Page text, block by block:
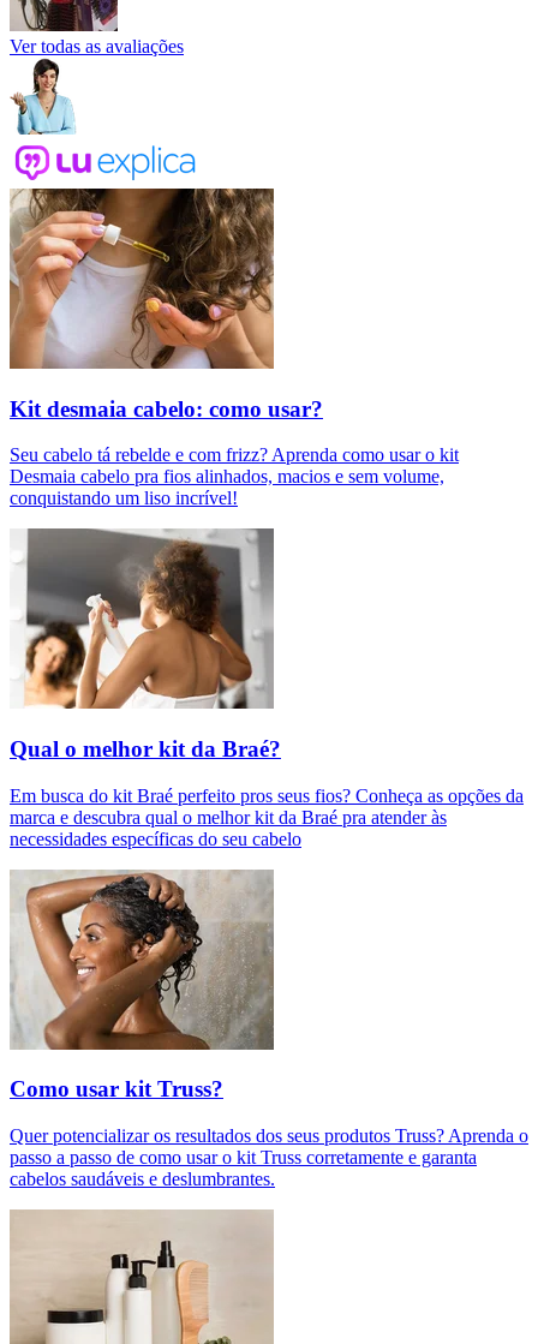
Ver todas as avaliações
Kit desmaia cabelo: como usar?
Seu cabelo tá rebelde e com frizz? Aprenda como usar o kit
Desmaia cabelo pra fios alinhados, macios e sem volume,
conquistando um liso incrível!
Qual o melhor kit da Braé?
Em busca do kit Braé perfeito pros seus fios? Conheça as opções da
marca e descubra qual o melhor kit da Braé pra atender às
necessidades específicas do seu cabelo
Como usar kit Truss?
Quer potencializar os resultados dos seus produtos Truss? Aprenda o
passo a passo de como usar o kit Truss corretamente e garanta
cabelos saudáveis e deslumbrantes.